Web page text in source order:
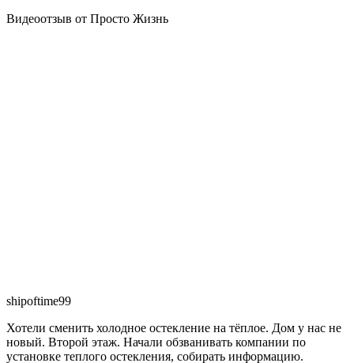
Видеоотзыв от Просто Жизнь
shipoftime99
Хотели сменить холодное остекление на тёплое. Дом у нас не
новый. Второй этаж. Начали обзванивать компании по
установке теплого остекления, собирать информацию.